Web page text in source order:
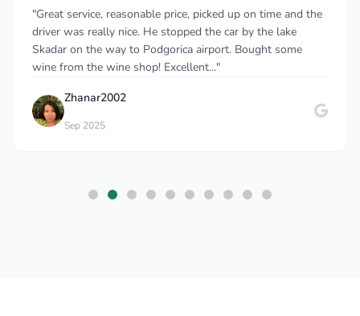
"Great service, reasonable price, picked up on time and the
driver was really nice. He stopped the car by the lake
Skadar on the way to Podgorica airport. Bought some
wine from the wine shop! Excellent..."
Zhanar2002
Sep 2025